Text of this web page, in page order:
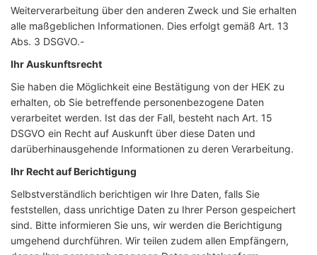
Weiterverarbeitung über den anderen Zweck und Sie erhalten
alle maßgeblichen Informationen. Dies erfolgt gemäß Art. 13
Abs. 3 DSGVO.-
Ihr Auskunftsrecht
Sie haben die Möglichkeit eine Bestätigung von der HEK zu
erhalten, ob Sie betreffende personenbezogene Daten
verarbeitet werden. Ist das der Fall, besteht nach Art. 15
DSGVO ein Recht auf Auskunft über diese Daten und
darüberhinausgehende Informationen zu deren Verarbeitung.
Ihr Recht auf Berichtigung
Selbstverständlich berichtigen wir Ihre Daten, falls Sie
feststellen, dass unrichtige Daten zu Ihrer Person gespeichert
sind. Bitte informieren Sie uns, wir werden die Berichtigung
umgehend durchführen. Wir teilen zudem allen Empfängern,